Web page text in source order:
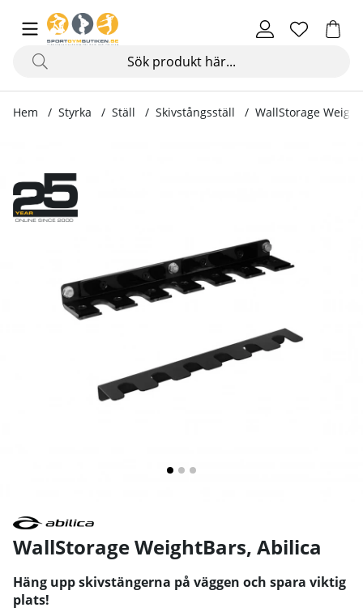
Hem Styrka Ställ Skivstångsställ WallStorage
WallStorage WeightBars, Abilica
Häng upp skivstängerna på väggen och spara viktig
plats!